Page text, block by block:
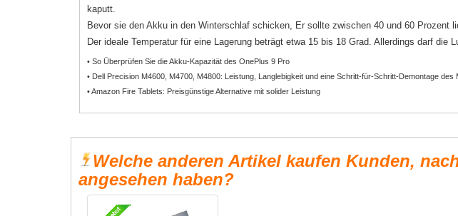
kaputt.
Bevor sie den Akku in den Winterschlaf schicken, Er sollte zwischen 40 und 60 Prozent
Der ideale Temperatur für eine Lagerung beträgt etwa 15 bis 18 Grad. Allerdings darf die
• So Überprüfen Sie die Akku-Kapazität des OnePlus 9 Pro
• Dell Precision M4600, M4700, M4800: Leistung, Langlebigkeit und eine Schritt-für-Schritt-Demontage des
• Amazon Fire Tablets: Preisgünstige Alternative mit solider Leistung
Welche anderen Artikel kaufen Kunden,
angesehen haben?